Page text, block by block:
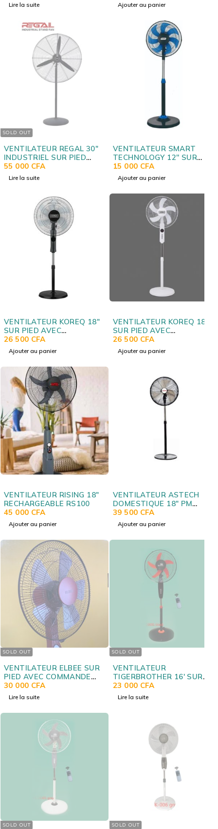
Lire la suite Ajouter au panier
SOLD OUT
VENTILATEUR REGAL 30"
INDUSTRIEL SUR PIED
RS30
55 000 CFA
Lire la suite
VENTILATEUR SMART
TECHNOLOGY 12'' SUR
PIED STV1205C
15 000 CFA
Ajouter au panier
VENTILATEUR KOREQ 18"
SUR PIED AVEC
COMMANDE NOIR
FS45A790
26 500 CFA
Ajouter au panier
VENTILATEUR KOREQ 18"
SUR PIED AVEC
COMMANDE BLANC
FS45A790
26 500 CFA
Ajouter au panier
VENTILATEUR RISING 18"
RECHARGEABLE RS100
45 000 CFA
Ajouter au panier
VENTILATEUR ASTECH
DOMESTIQUE 18" PM
VD9018MDO
39 500 CFA
Ajouter au panier
SOLD OUT
VENTILATEUR ELBEE SUR
PIED AVEC COMMANDE
LB979R
30 000 CFA
Lire la suite
SOLD OUT
VENTILATEUR
TIGERBROTHER 16' SUR
PIED AVEC COMMANDE
NOIR 16002R
23 000 CFA
Lire la suite
SOLD OUT SOLD OUT